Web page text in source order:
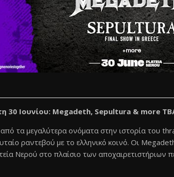
30 Ιουνίου: Megadeth, Sepultura & more
τα μεγαλύτερα ονόματα στην ιστορία του
ραντεβού με το ελληνικό κοινό. Οι
Νερού στο πλαίσιο των αποχαιρετιστήριων